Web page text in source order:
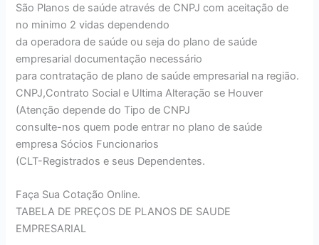
São Planos de saúde através de CNPJ com aceitação de
no minimo 2 vidas dependendo
da operadora de saúde ou seja do plano de saúde
empresarial documentação necessário
para contratação de plano de saúde empresarial na região.
CNPJ,Contrato Social e Ultima Alteração se Houver
(Atenção depende do Tipo de CNPJ
consulte-nos quem pode entrar no plano de saúde
empresa Sócios Funcionarios
(CLT-Registrados e seus Dependentes.
Faça Sua Cotação Online.
TABELA DE PREÇOS DE PLANOS DE SAUDE
EMPRESARIAL